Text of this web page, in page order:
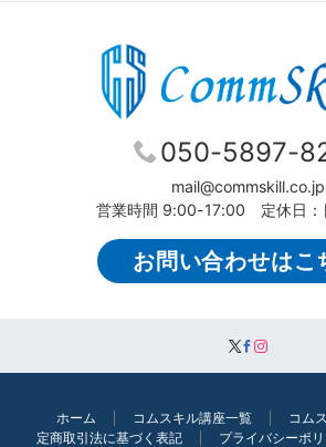
050-5897-
mail@commskill.co.jp
営業時間 9:00-17:00 定休日：
お問い合わせはこ
ホーム コムスキル講座一覧 コム
定商取引法に基づく表記
プライバシーポ